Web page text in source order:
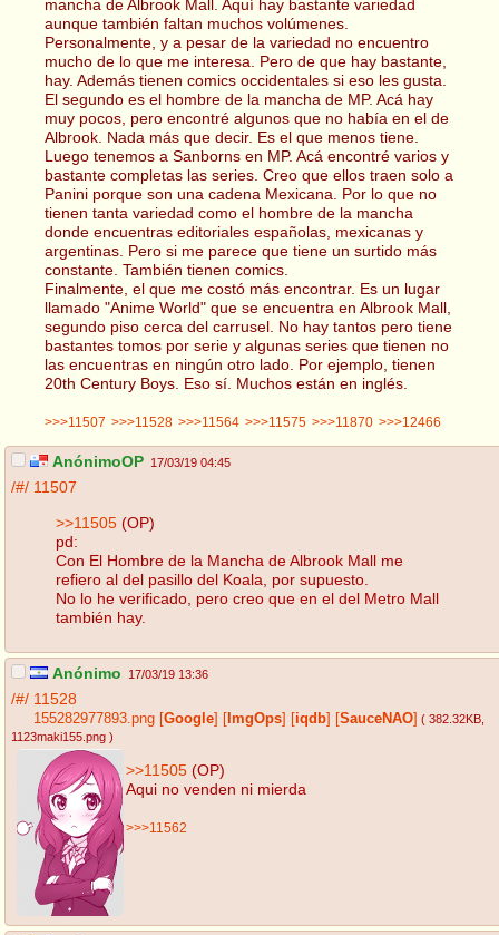
mancha de Albrook Mall. Aquí hay bastante variedad
aunque también faltan muchos volúmenes.
Personalmente, y a pesar de la variedad no encuentro
mucho de lo que me interesa. Pero de que hay bastante,
hay. Además tienen comics occidentales si eso les gusta.
El segundo es el hombre de la mancha de MP. Acá hay
muy pocos, pero encontré algunos que no había en el de
Albrook. Nada más que decir. Es el que menos tiene.
Luego tenemos a Sanborns en MP. Acá encontré varios y
bastante completas las series. Creo que ellos traen solo a
Panini porque son una cadena Mexicana. Por lo que no
tienen tanta variedad como el hombre de la mancha
donde encuentras editoriales españolas, mexicanas y
argentinas. Pero si me parece que tiene un surtido más
constante. También tienen comics.
Finalmente, el que me costó más encontrar. Es un lugar
llamado "Anime World" que se encuentra en Albrook Mall,
segundo piso cerca del carrusel. No hay tantos pero tiene
bastantes tomos por serie y algunas series que tienen no
las encuentras en ningún otro lado. Por ejemplo, tienen
20th Century Boys. Eso sí. Muchos están en inglés.
>>>11507 >>>11528 >>>11564 >>>11575 >>>11870 >>>12466
AnónimoOP 17/03/19 04:45
/#/ 11507
>>11505 (OP)
pd:
Con El Hombre de la Mancha de Albrook Mall me
refiero al del pasillo del Koala, por supuesto.
No lo he verificado, pero creo que en el del Metro Mall
también hay.
Anónimo 17/03/19 13:36
/#/ 11528
155282977893.png Google ImgOps iqdb SauceNAO ( 382.32KB
1123maki155.png )
>>11505 (OP)
Aqui no venden ni mierda
>>>11562